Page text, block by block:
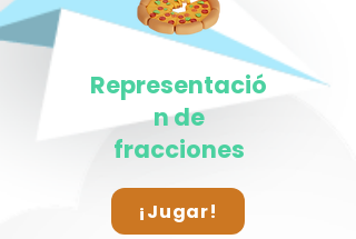
Representació
n de
fracciones
¡Jugar!